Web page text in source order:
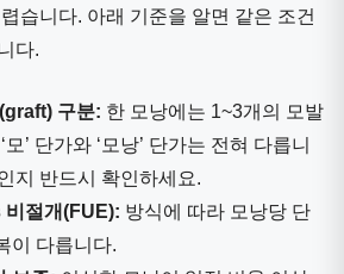
습니다. 아래 기준을 알면 같은 조건
다.
구분: 한 모낭에는 1~3개의 모발
’ 단가와 ‘모낭’ 단가는 전혀 다릅니
지 반드시 확인하세요.
절개(FUE): 방식에 따라 모낭당 단
이 다릅니다.